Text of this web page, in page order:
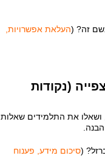
זה? (העלאת אפשרויות,
(נקודות
ושאלו את התלמידים שאלות
סיכום מידע, פענוח